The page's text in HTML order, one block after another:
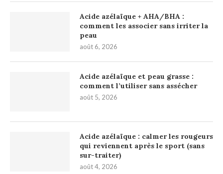
Acide azélaïque + AHA/BHA :
comment les associer sans irriter la
peau
août 6, 2026
Acide azélaïque et peau grasse :
comment l’utiliser sans assécher
août 5, 2026
Acide azélaïque : calmer les rougeurs
qui reviennent après le sport (sans
sur-traiter)
août 4, 2026